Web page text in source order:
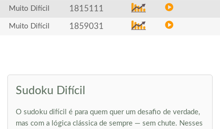
Muito Difícil 1815111
Muito Difícil 1859031
Sudoku Difícil
O sudoku difícil é para quem quer um desafio de verdade,
mas com a lógica clássica de sempre — sem chute. Nesses